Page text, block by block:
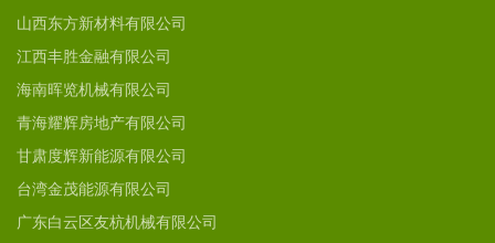
山西东方新材料有限公司
江西丰胜金融有限公司
海南晖览机械有限公司
青海耀辉房地产有限公司
甘肃度辉新能源有限公司
台湾金茂能源有限公司
广东白云区友杭机械有限公司